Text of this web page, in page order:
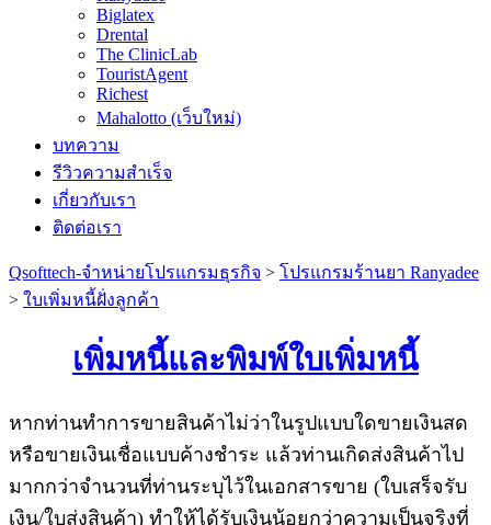
Biglatex
Drental
The ClinicLab
TouristAgent
Richest
Mahalotto (เว็บใหม่)
บทความ
รีวิวความสำเร็จ
เกี่ยวกับเรา
ติดต่อเรา
Qsofttech-จำหน่ายโปรแกรมธุรกิจ > โปรแกรมร้านยา Ranyadee
> ใบเพิ่มหนี้ฝั่งลูกค้า
เพิ่มหนี้และพิมพ์ใบเพิ่มหนี้
หากท่านทำการขายสินค้าไม่ว่าในรูปแบบใดขายเงินสด
หรือขายเงินเชื่อแบบค้างชำระ แล้วท่านเกิดส่งสินค้าไป
มากกว่าจำนวนที่ท่านระบุไว้ในเอกสารขาย (ใบเสร็จรับ
เงิน/ใบส่งสินค้า) ทำให้ได้รับเงินน้อยกว่าความเป็นจริงที่